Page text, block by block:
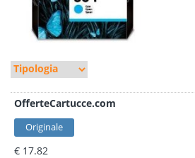
OfferteCartucce.com
Originale
€ 17.82